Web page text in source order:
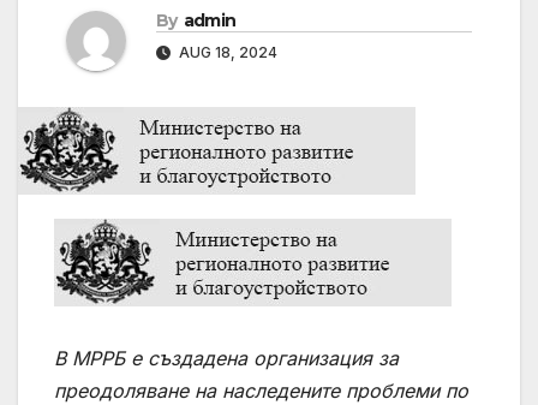
By admin
AUG 18, 2024
В МРРБ е създадена организация за
преодоляване на наследените проблеми по